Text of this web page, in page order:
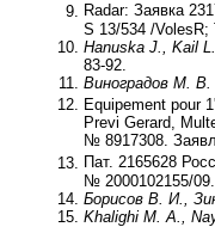
Radar: Заявка
S 13/534 /
Hanuska J., Kail L.
83-92.
Виноградов М. В.
Equipement pour
Previ Gerard,
№ 8917308.
Пат. 2165628
№ 2000102155/
Борисов В. И.,
Khalighi M. A.,